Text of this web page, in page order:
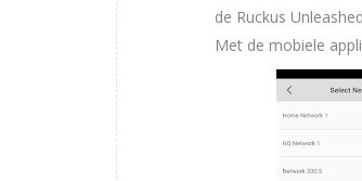
de Ruckus
Met de mobiele